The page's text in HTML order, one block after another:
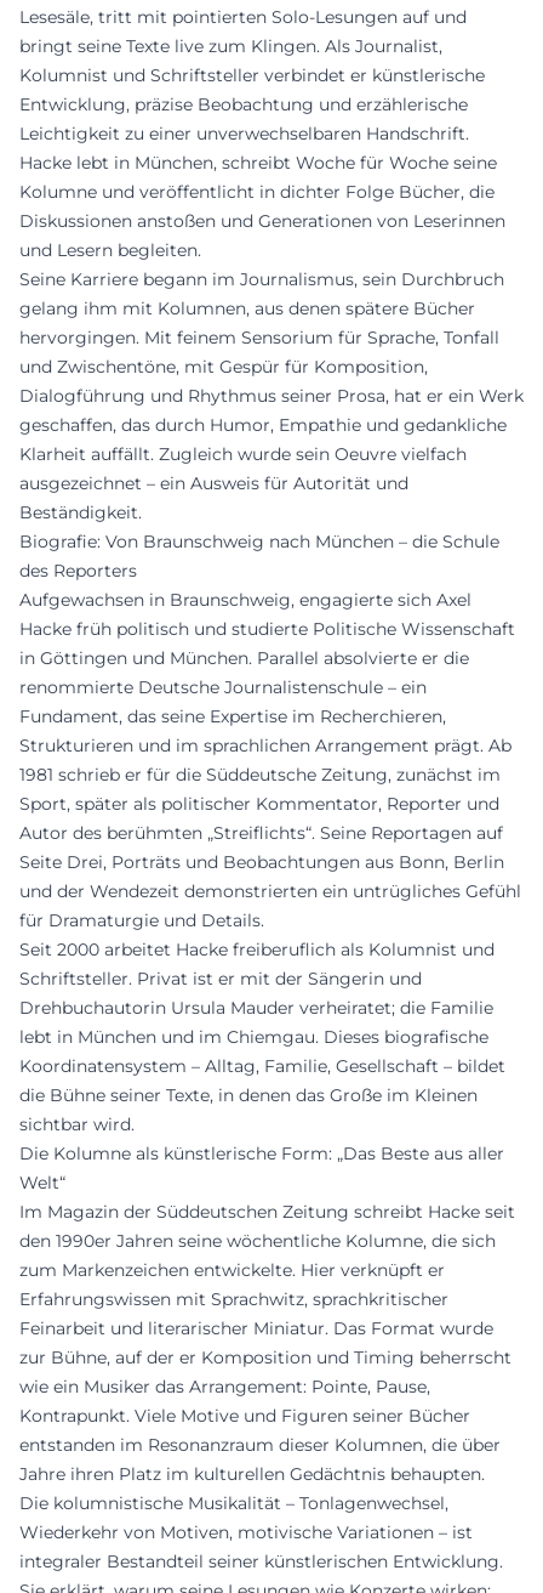
Lesesäle, tritt mit pointierten Solo-Lesungen auf und
bringt seine Texte live zum Klingen. Als Journalist,
Kolumnist und Schriftsteller verbindet er künstlerische
Entwicklung, präzise Beobachtung und erzählerische
Leichtigkeit zu einer unverwechselbaren Handschrift.
Hacke lebt in München, schreibt Woche für Woche seine
Kolumne und veröffentlicht in dichter Folge Bücher, die
Diskussionen anstoßen und Generationen von Leserinnen
und Lesern begleiten.
Seine Karriere begann im Journalismus, sein Durchbruch
gelang ihm mit Kolumnen, aus denen spätere Bücher
hervorgingen. Mit feinem Sensorium für Sprache, Tonfall
und Zwischentöne, mit Gespür für Komposition,
Dialogführung und Rhythmus seiner Prosa, hat er ein Werk
geschaffen, das durch Humor, Empathie und gedankliche
Klarheit auffällt. Zugleich wurde sein Oeuvre vielfach
ausgezeichnet – ein Ausweis für Autorität und
Beständigkeit.
Biografie: Von Braunschweig nach München – die Schule
des Reporters
Aufgewachsen in Braunschweig, engagierte sich Axel
Hacke früh politisch und studierte Politische Wissenschaft
in Göttingen und München. Parallel absolvierte er die
renommierte Deutsche Journalistenschule – ein
Fundament, das seine Expertise im Recherchieren,
Strukturieren und im sprachlichen Arrangement prägt. Ab
1981 schrieb er für die Süddeutsche Zeitung, zunächst im
Sport, später als politischer Kommentator, Reporter und
Autor des berühmten „Streiflichts“. Seine Reportagen auf
Seite Drei, Porträts und Beobachtungen aus Bonn, Berlin
und der Wendezeit demonstrierten ein untrügliches Gefühl
für Dramaturgie und Details.
Seit 2000 arbeitet Hacke freiberuflich als Kolumnist und
Schriftsteller. Privat ist er mit der Sängerin und
Drehbuchautorin Ursula Mauder verheiratet; die Familie
lebt in München und im Chiemgau. Dieses biografische
Koordinatensystem – Alltag, Familie, Gesellschaft – bildet
die Bühne seiner Texte, in denen das Große im Kleinen
sichtbar wird.
Die Kolumne als künstlerische Form: „Das Beste aus aller
Welt“
Im Magazin der Süddeutschen Zeitung schreibt Hacke seit
den 1990er Jahren seine wöchentliche Kolumne, die sich
zum Markenzeichen entwickelte. Hier verknüpft er
Erfahrungswissen mit Sprachwitz, sprachkritischer
Feinarbeit und literarischer Miniatur. Das Format wurde
zur Bühne, auf der er Komposition und Timing beherrscht
wie ein Musiker das Arrangement: Pointe, Pause,
Kontrapunkt. Viele Motive und Figuren seiner Bücher
entstanden im Resonanzraum dieser Kolumnen, die über
Jahre ihren Platz im kulturellen Gedächtnis behaupten.
Die kolumnistische Musikalität – Tonlagenwechsel,
Wiederkehr von Motiven, motivische Variationen – ist
integraler Bestandteil seiner künstlerischen Entwicklung.